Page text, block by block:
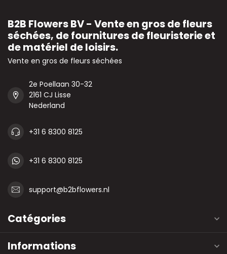
B2B Flowers BV - Vente en gros de fleurs
séchées, de fournitures de fleuristerie et
de matériel de loisirs.
Vente en gros de fleurs séchées
2e Poellaan 30-32
2161 CJ Lisse
Nederland
+31 6 8300 8125
+31 6 8300 8125
support@b2bflowers.nl
Catégories
Informations